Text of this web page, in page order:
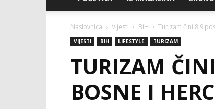
Naslovnica Vijesti BiH Turizam čini 8,9
VIJESTI BIH LIFESTYLE TURIZAM
TURIZAM
BOSNE I